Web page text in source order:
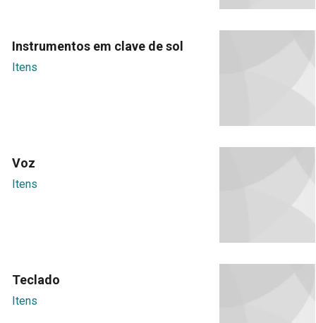
Instrumentos em clave de sol
Itens
Voz
Itens
Teclado
Itens